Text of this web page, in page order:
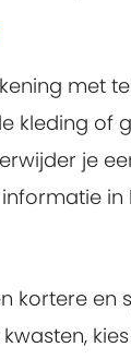
met
kleding of
je
in
kortere